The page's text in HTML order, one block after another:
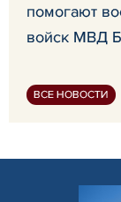
помогают
войск МВД
ВСЕ НОВОСТИ